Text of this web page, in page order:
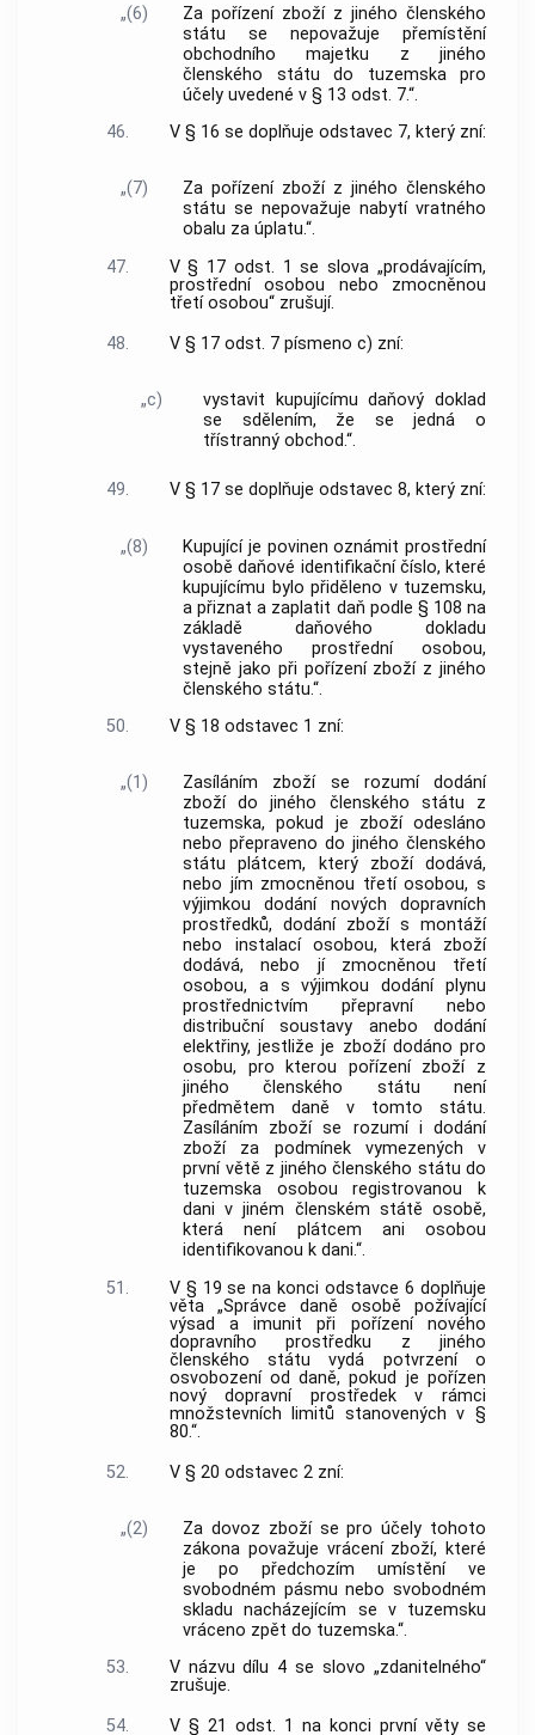
„(6)
Za pořízení zboží z jiného členského
státu se nepovažuje přemístění
obchodního majetku z jiného
členského státu do tuzemska pro
účely uvedené v § 13 odst. 7.“.
46.
V § 16 se doplňuje odstavec 7, který zní:
„(7)
Za pořízení zboží z jiného členského
státu se nepovažuje nabytí vratného
obalu za úplatu.“.
47.
V § 17 odst. 1 se slova „prodávajícím,
prostřední osobou nebo zmocněnou
třetí osobou“ zrušují.
48.
V § 17 odst. 7 písmeno c) zní:
„c)
vystavit kupujícímu daňový doklad
se sdělením, že se jedná o
třístranný obchod.“.
49. V § 17 se doplňuje odstavec 8, který zní:
„(8)
Kupující je povinen oznámit prostřední
osobě daňové identifikační číslo, které
kupujícímu bylo přiděleno v tuzemsku,
a přiznat a zaplatit daň podle § 108 na
základě daňového dokladu
vystaveného prostřední osobou,
stejně jako při pořízení zboží z jiného
členského státu.“.
50.
V § 18 odstavec 1 zní:
„(1)
Zasíláním zboží se rozumí dodání
zboží do jiného členského státu z
tuzemska, pokud je zboží odesláno
nebo přepraveno do jiného členského
státu plátcem, který zboží dodává,
nebo jím zmocněnou třetí osobou, s
výjimkou dodání nových dopravních
prostředků, dodání zboží s montáží
nebo instalací osobou, která zboží
dodává, nebo jí zmocněnou třetí
osobou, a s výjimkou dodání plynu
prostřednictvím přepravní nebo
distribuční soustavy anebo dodání
elektřiny, jestliže je zboží dodáno pro
osobu, pro kterou pořízení zboží z
jiného členského státu není
předmětem daně v tomto státu.
Zasíláním zboží se rozumí i dodání
zboží za podmínek vymezených v
první větě z jiného členského státu do
tuzemska osobou registrovanou k
dani v jiném členském státě osobě,
která není plátcem ani osobou
identifikovanou k dani.“.
51.
V § 19 se na konci odstavce 6 doplňuje
věta „Správce daně osobě požívající
výsad a imunit při pořízení nového
dopravního prostředku z jiného
členského státu vydá potvrzení o
osvobození od daně, pokud je pořízen
nový dopravní prostředek v rámci
množstevních limitů stanovených v §
80.“.
52.
V § 20 odstavec 2 zní:
„(2)
Za dovoz zboží se pro účely tohoto
zákona považuje vrácení zboží, které
je po předchozím umístění ve
svobodném pásmu nebo svobodném
skladu nacházejícím se v tuzemsku
vráceno zpět do tuzemska.“.
53.
V názvu dílu 4 se slovo „zdanitelného“
zrušuje.
54.
V § 21 odst. 1 na konci první věty se